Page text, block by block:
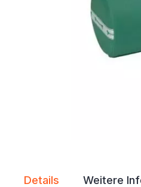
Details Weitere